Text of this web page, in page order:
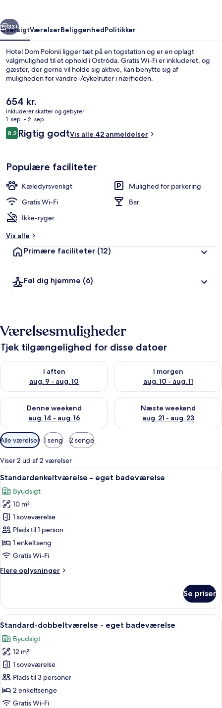
Indgang
Næste
33+
OversigtVærelserBeliggenhedPolitikker
Hotel Dom Polonii ligger tæt på en togstation og er en oplagt
valgmulighed til et ophold i Ostróda. Gratis Wi-Fi er inkluderet, og
gæster, der gerne vil holde sig aktive, kan benytte sig af
muligheden for vandre-/cykelruter i nærheden.
Den
nuværende
pris
er
654 kr.
654 kr.
inkluderer skatter og gebyrer
1. sep. - 2. sep.
Anmeldelser
8,28,2 ud af 10.
Rigtig godtVis alle 42 anmeldelser
Populære faciliteter
Kæledyrsvenligt
Mulighed for parkering
Gratis Wi-Fi
Bar
Ikke-ryger
Vis alle
Primære faciliteter (12)
Føl dig hjemme (6)
Værelsesmuligheder
Tjek tilgængelighed for disse datoer
I aften
aug. 9 - aug. 10
Tjek tilgængelighed for i aften aug. 9 - aug. 10
I morgen
aug. 10 - aug. 11
Tjek tilgængelighed for i
Denne weekend
aug. 14 - aug. 16
Tjek tilgængelighed for denne weekend aug. 14 - aug. 16
Næste weekend
aug. 21 - aug. 23
Tjek tilgængelighed for næste
Tilgængelige
filtre
for
værelser
Alle værelser 1 seng 2 senge
Viser 2 ud af 2 værelser
Indlæs
alle
billeder
af
Standardenkeltværelse
-
eget
badeværelse
En enkelt seng med et tæppe, et
5
Standardenkeltværelse - eget badeværelse
Byudsigt
10 m²
1 soveværelse
Plads til 1 person
1 enkeltseng
Gratis Wi-Fi
Flere oplysninger
Flere
-
eget
badeværelse
Se priser
Indlæs
alle
billeder
af
Standard-
dobbeltværelse
-
eget
En pænt redt seng med et lilla
11
Standard-dobbeltværelse - eget badeværelse
Byudsigt
12 m²
1 soveværelse
Plads til 3 personer
2 enkeltsenge
Gratis Wi-Fi